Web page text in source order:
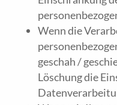
Wenn die
geschah /
Löschung die